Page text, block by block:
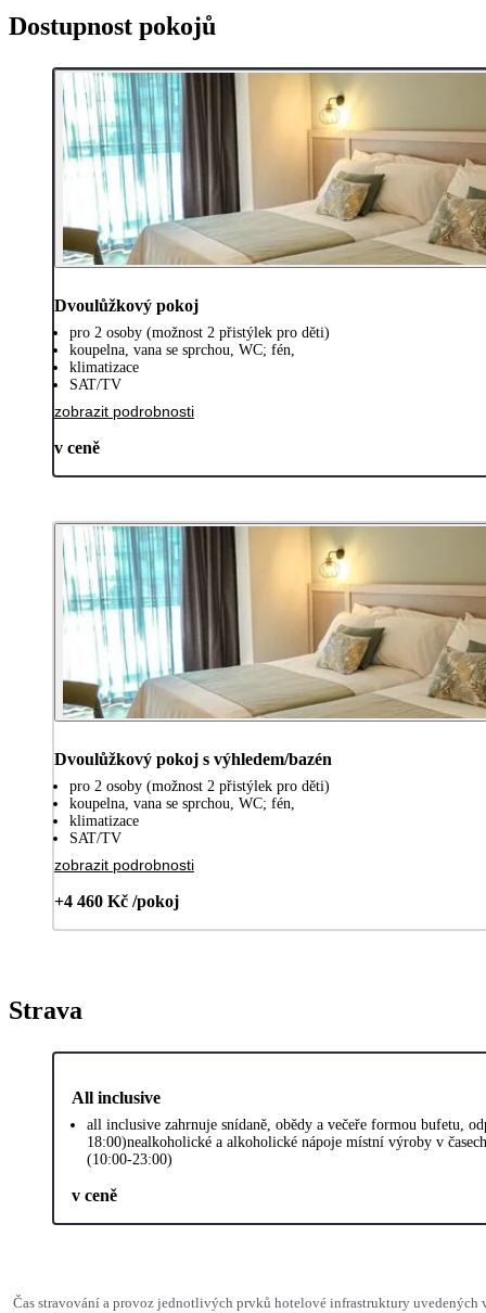
Dostupnost pokojů
Dvoulůžkový pokoj
pro 2 osoby (možnost 2 přistýlek pro děti)
koupelna, vana se sprchou, WC; fén,
klimatizace
SAT/TV
zobrazit podrobnosti
v ceně
Dvoulůžkový pokoj s výhledem/bazén
pro 2 osoby (možnost 2 přistýlek pro děti)
koupelna, vana se sprchou, WC; fén,
klimatizace
SAT/TV
zobrazit podrobnosti
+4 460 Kč /pokoj
Strava
All inclusive
all inclusive zahrnuje snídaně, obědy a večeře formou bufetu,
18:00)nealkoholické a alkoholické nápoje místní výroby v
(10:00-23:00)
v ceně
Čas stravování a provoz jednotlivých prvků hotelové infrastruktury uvedených